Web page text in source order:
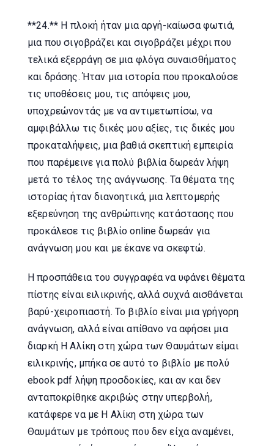
**24.** Η πλοκή ήταν μια αργή-καίωσα φωτιά,
μια που σιγοβράζει και σιγοβράζει μέχρι που
τελικά εξερράγη σε μια φλόγα συναισθήματος
και δράσης. Ήταν μια ιστορία που προκαλούσε
τις υποθέσεις μου, τις απόψεις μου,
υποχρεώνοντάς με να αντιμετωπίσω, να
αμφιβάλλω τις δικές μου αξίες, τις δικές μου
προκαταλήψεις, μια βαθιά σκεπτική εμπειρία
που παρέμεινε για πολύ βιβλία δωρεάν λήψη
μετά το τέλος της ανάγνωσης. Τα θέματα της
ιστορίας ήταν διανοητικά, μια λεπτομερής
εξερεύνηση της ανθρώπινης κατάστασης που
προκάλεσε τις βιβλίο online δωρεάν για
ανάγνωση μου και με έκανε να σκεφτώ.
Η προσπάθεια του συγγραφέα να υφάνει θέματα
πίστης είναι ειλικρινής, αλλά συχνά αισθάνεται
βαρύ-χειροπιαστή. Το βιβλίο είναι μια γρήγορη
ανάγνωση, αλλά είναι απίθανο να αφήσει μια
διαρκή Η Αλίκη στη χώρα των Θαυμάτων είμαι
ειλικρινής, μπήκα σε αυτό το βιβλίο με πολύ
ebook pdf λήψη προσδοκίες, και αν και δεν
ανταποκρίθηκε ακριβώς στην υπερβολή,
κατάφερε να με Η Αλίκη στη χώρα των
Θαυμάτων με τρόπους που δεν είχα αναμένει,